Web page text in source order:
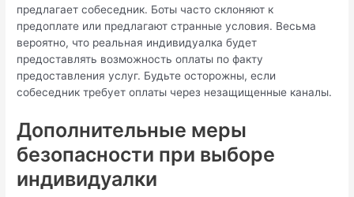
предлагает собеседник. Боты часто склоняют к
предоплате или предлагают странные условия. Весьма
вероятно, что реальная индивидуалка будет
предоставлять возможность оплаты по факту
предоставления услуг. Будьте осторожны, если
собеседник требует оплаты через незащищенные каналы.
Дополнительные меры
безопасности при выборе
индивидуалки